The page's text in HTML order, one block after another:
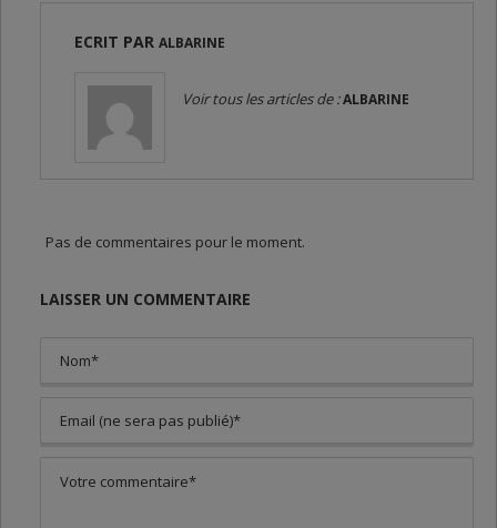
ECRIT PAR ALBARINE
Voir tous les articles de :ALBARINE
Pas de commentaires pour le moment.
LAISSER UN COMMENTAIRE